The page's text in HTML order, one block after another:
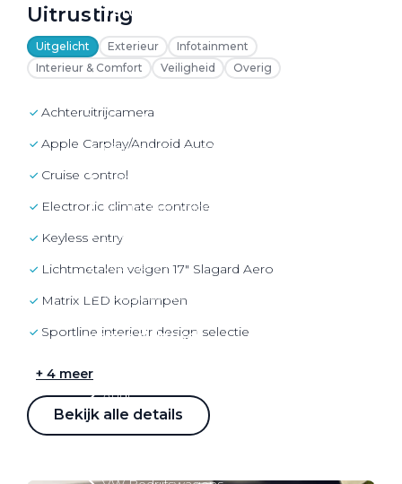
Terug
Over elektrisch rijden
Bijtelling en belastingvoordelen
Onderhoud en kosten
Shuttel laadoplossingen
Duurzaamheid
Voordelen
Veelgestelde vragen
Aanbod elektrisch
Audi
Škoda
Uitrusting
Uitgelicht Exterieur
Infotainment
Interieur & Comfort
Veiligheid Overig
achteruitrijcamera
Apple Carplay/Android Auto
cruise control
electronic climate controle
keyless entry
Lichtmetalen velgen 17" Slagard Aero
matrix LED koplampen
Sportline interieur design selectie
+ 4 meer
Bekijk alle details